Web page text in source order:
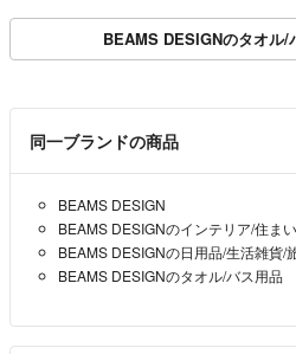
BEAMS DESIGNのタオル/
同一ブランドの商品
BEAMS DESIGN
BEAMS DESIGNのインテリア/住ま
BEAMS DESIGNの日用品/生活雑貨/
BEAMS DESIGNのタオル/バス用品